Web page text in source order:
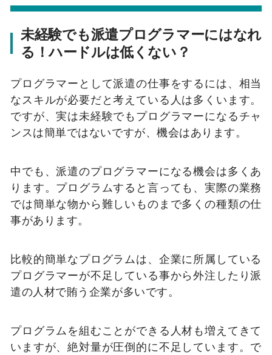
未経験でも派遣プログラマーにはなれ
る！ハードルは低くない？
プログラマーとして派遣の仕事をするには、相当
なスキルが必要だと考えている人は多くいます。
ですが、実は未経験でもプログラマーになるチャ
ンスは簡単ではないですが、機会はあります。
中でも、派遣のプログラマーになる機会は多くあ
ります。プログラムすると言っても、実際の業務
では簡単な物から難しいものまで多くの種類の仕
事があります。
比較的簡単なプログラムは、企業に所属している
プログラマーが不足している事から外注したり派
遣の人材で賄う企業が多いです。
プログラムを組むことができる人材も増えてきて
いますが、絶対量が圧倒的に不足しています。で